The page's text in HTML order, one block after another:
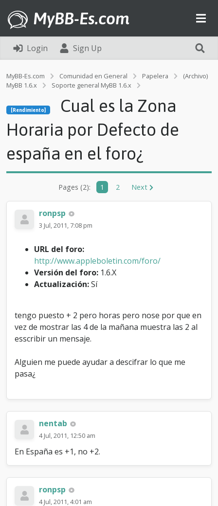
MyBB-Es.com
Login Sign Up
MyBB-Es.com Comunidad en General Papelera
(Archivo)
MyBB 1.6.x
Soporte general MyBB 1.6.x
C
u
l
o
i
e
f
o
s
e
[Rendimiento]
Cual es la Zona
Horaria por Defecto de
españa en el foro¿
Pages (2): 1 2 Next
ronpsp
3 Jul, 2011, 7:08 pm
URL del foro:
http://www.appleboletin.com/foro/
Versión del foro: 1.6.X
Actualización:Sí
tengo puesto + 2 pero horas pero nose por que en
vez de mostrar las 4 de la mañana muestra las 2 al
esscribir un mensaje.
Alguien me puede ayudar a descifrar lo que me
pasa¿
nentab
4 Jul, 2011, 12:50 am
En España es +1, no +2.
ronpsp
4 Jul, 2011, 4:01 am